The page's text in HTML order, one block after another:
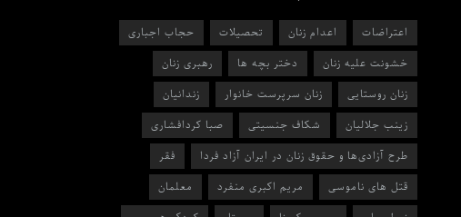
اعتراضات اعدام زنان تحصیلات
حجاب اجباری
خشونت علیه زنان
دختر بچه ها
رهبری زنان
زنان روستایی
زنان سرپرست خانوار
زندانیان
زینب جلالیان
شکاف جنسیتی
صبا کردافشاری
طرح آزادی‌ها و حقوق زنان در ایران آزاد فردا
فقر
قتل های ناموسی
مریم اکبری منفرد
معلمان